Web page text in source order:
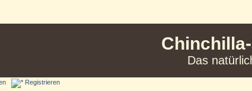
Das
Registrieren